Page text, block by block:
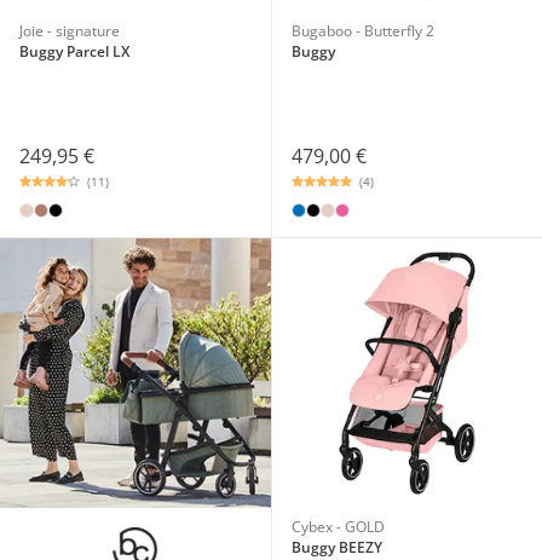
Joie - signature
Buggy Parcel LX
249,95 €
(11)
Bugaboo - Butterfly 2
Buggy
479,00 €
(4)
Cybex - GOLD
Buggy BEEZY